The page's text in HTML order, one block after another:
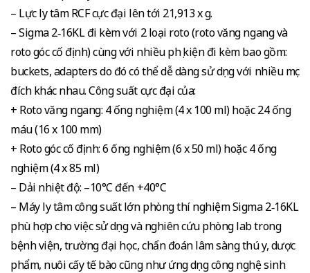
– Lực ly tâm RCF cực đại lên tới 21,913 x g.
– Sigma 2‑16KL đi kèm với 2 loại roto (roto văng ngang và
roto góc cố định) cùng với nhiều phụ kiện đi kèm bao gồm:
buckets, adapters do đó có thể dễ dàng sử dụng với nhiều mục
đích khác nhau. Công suất cực đại của:
+ Roto văng ngang: 4 ống nghiệm (4 x 100 ml) hoặc 24 ống
máu (16 x 100 mm)
+ Roto góc cố định: 6 ống nghiệm (6 x 50 ml) hoặc 4 ống
nghiệm (4 x 85 ml)
– Dải nhiệt độ: –10°C đến +40°C
– Máy ly tâm công suất lớn phòng thí nghiệm Sigma 2‑16KL
phù hợp cho việc sử dụng và nghiên cứu phòng lab trong
bệnh viện, trường đại học, chẩn đoán lâm sàng thú y, dược
phẩm, nuôi cấy tế bào cũng như ứng dụng công nghệ sinh